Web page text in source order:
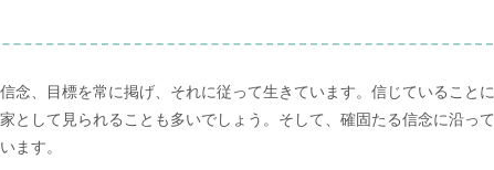
念、目標を常に掲げ、それに従って生きています。信じていることに
として見られることも多いでしょう。そして、確固たる信念に沿って
ます。